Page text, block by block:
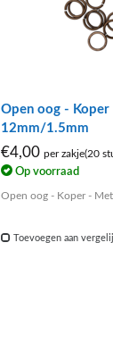
Open oog -
12mm/1.5mm
€4,00 per zakje(20
Op voorraad
Open oog - Koper -
Toevoegen aan